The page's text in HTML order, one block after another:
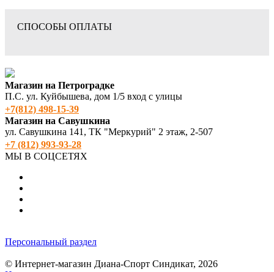
СПОСОБЫ ОПЛАТЫ
Магазин на Петроградке
П.С. ул. Куйбышева, дом 1/5 вход с улицы
+7(812) 498‑15-39
Магазин на Савушкина
ул. Савушкина 141, ТК "Меркурий" 2 этаж, 2-507
+7 (812) 993-93-28
МЫ В СОЦСЕТЯХ
Персональный раздел
© Интернет-магазин Диана-Спорт Синдикат, 2026